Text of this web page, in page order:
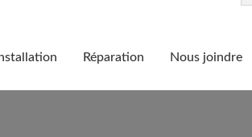
Réparation Nous joindre